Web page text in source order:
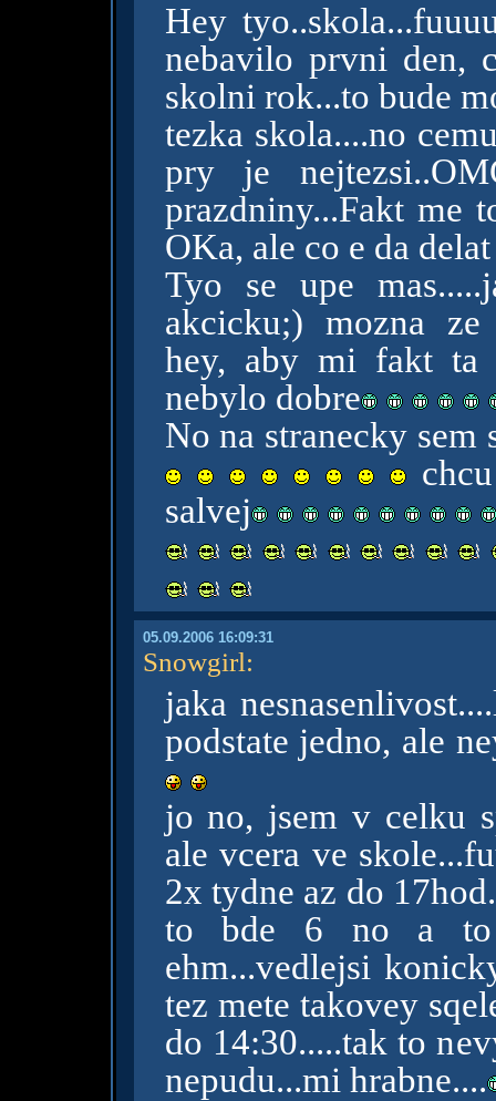
Hey
nebavilo prvni den,
skolni rok...to bude
tezka skola....no
pry je
prazdniny...Fakt me
OKa, ale co e da
Tyo se upe
akcicku;) mozna ze
hey, aby mi fakt ta
nebylo dobre
No na stranecky sem
salvej
05.09.2006 16:09:31
Snowgirl:
jaka
podstate jedno, ale
jo no, jsem v celku
ale vcera ve
2x tydne az do
to bde 6 no a to
ehm...vedlejsi
tez mete takovey
do 14:30.....tak to
nepudu...mi hrabne....